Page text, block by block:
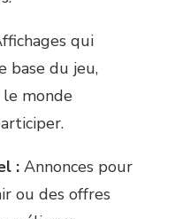
qui
base du jeu,
monde
: Annonces pour
ou des offres